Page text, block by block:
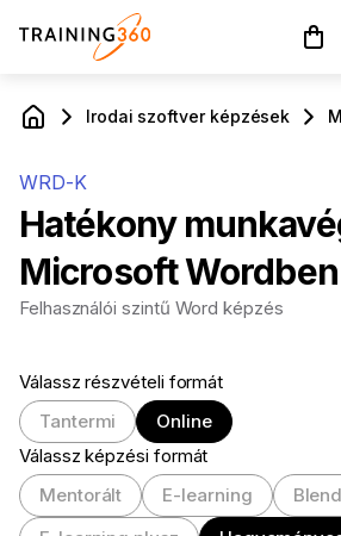
A
Irodai szoftver képzések
WRD-K
Hatékony
Microsoft Wordben
Felhasználói szintű Word képzés
Válassz részvételi formát
Tantermi
Online
Válassz képzési formát
Mentorált
E-learning